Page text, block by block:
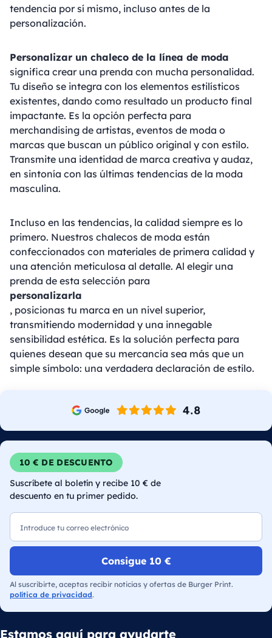
tendencia por sí mismo, incluso antes de la
personalización.
Personalizar un chaleco de la línea de moda
significa crear una prenda con mucha personalidad.
Tu diseño se integra con los elementos estilísticos
existentes, dando como resultado un producto final
impactante. Es la opción perfecta para
merchandising de artistas, eventos de moda o
marcas que buscan un público original y con estilo.
Transmite una identidad de marca creativa y audaz,
en sintonía con las últimas tendencias de la moda
masculina.
Incluso en las tendencias, la calidad siempre es lo
primero. Nuestros chalecos de moda están
confeccionados con materiales de primera calidad y
una atención meticulosa al detalle. Al elegir una
prenda de esta selección para
personalizarla
, posicionas tu marca en un nivel superior,
transmitiendo modernidad y una innegable
sensibilidad estética. Es la solución perfecta para
quienes desean que su mercancía sea más que un
simple símbolo: una verdadera declaración de estilo.
10 € DE DESCUENTO
Suscríbete al boletín y recibe 10 € de
descuento en tu primer pedido.
Consigue 10 €
Al suscribirte, aceptas recibir noticias y ofertas de Burger Print.
política de privacidad.
Estamos aquí para ayudarte